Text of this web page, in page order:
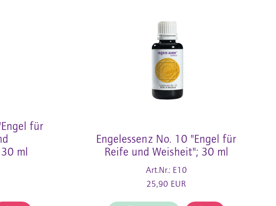
für
ml
Engelessenz No. 10 "Engel für
Reife und Weisheit"; 30 ml
Art.Nr.: E10
25,90 EUR